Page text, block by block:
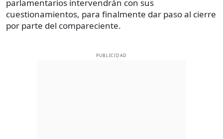
parlamentarios intervendrán con sus
cuestionamientos, para finalmente dar paso al cierre
por parte del compareciente.
PUBLICIDAD